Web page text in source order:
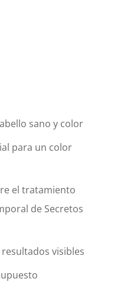
sano y color
para un color
el tratamiento
de Secretos
visibles